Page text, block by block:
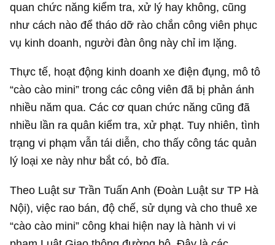
quan chức năng kiểm tra, xử lý hay không, cũng
như cách nào để tháo dỡ rào chắn công viên phục
vụ kinh doanh, người đàn ông này chỉ im lặng.
Thực tế, hoạt động kinh doanh xe điện đụng, mô tô
“cào cào mini” trong các công viên đã bị phản ánh
nhiều năm qua. Các cơ quan chức năng cũng đã
nhiều lần ra quân kiểm tra, xử phạt. Tuy nhiên, tình
trạng vi phạm vẫn tái diễn, cho thấy công tác quản
lý loại xe này như bắt có, bỏ đĩa.
Theo Luật sư Trần Tuấn Anh (Đoàn Luật sư TP Hà
Nội), việc rao bán, độ chế, sử dụng và cho thuê xe
“cào cào mini” công khai hiện nay là hành vi vi